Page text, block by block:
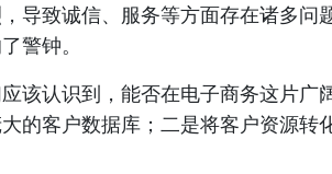
导致诚信、服务等方面存在诸多问
警钟。
该认识到，能否在电子商务这片广
的客户数据库；二是将客户资源转